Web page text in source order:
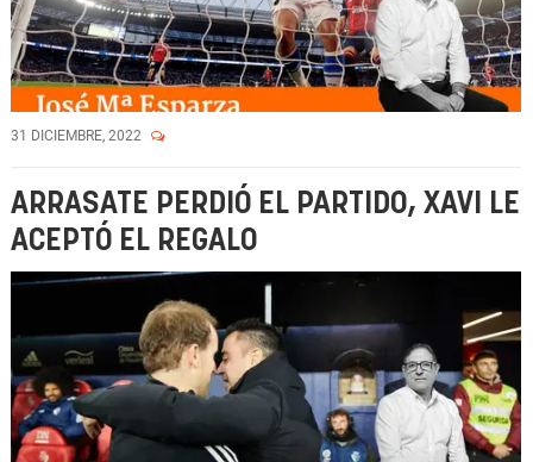
31 DICIEMBRE, 2022
ARRASATE PERDIÓ EL PARTIDO, XAVI LE
ACEPTÓ EL REGALO